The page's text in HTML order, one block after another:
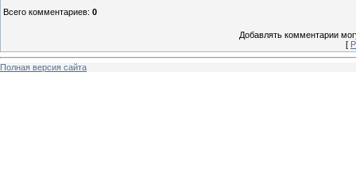
Всего комментариев: 0
Добавлять комментарии
[
Полная версия сайта